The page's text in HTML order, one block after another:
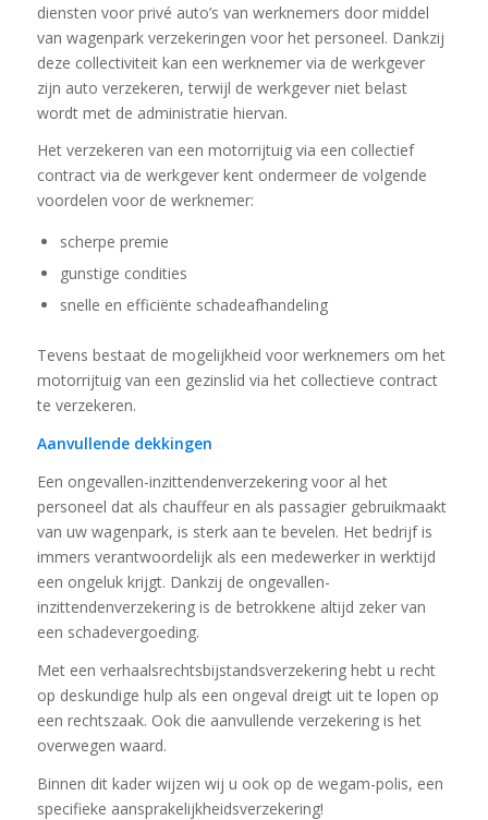
diensten voor privé auto’s van werknemers door middel
van wagenpark verzekeringen voor het personeel. Dankzij
deze collectiviteit kan een werknemer via de werkgever
zijn auto verzekeren, terwijl de werkgever niet belast
wordt met de administratie hiervan.
Het verzekeren van een motorrijtuig via een collectief
contract via de werkgever kent ondermeer de volgende
voordelen voor de werknemer:
scherpe premie
gunstige condities
snelle en efficiënte schadeafhandeling
Tevens bestaat de mogelijkheid voor werknemers om het
motorrijtuig van een gezinslid via het collectieve contract
te verzekeren.
Aanvullende dekkingen
Een ongevallen-inzittendenverzekering voor al het
personeel dat als chauffeur en als passagier gebruikmaakt
van uw wagenpark, is sterk aan te bevelen. Het bedrijf is
immers verantwoordelijk als een medewerker in werktijd
een ongeluk krijgt. Dankzij de ongevallen-
inzittendenverzekering is de betrokkene altijd zeker van
een schadevergoeding.
Met een verhaalsrechtsbijstandsverzekering hebt u recht
op deskundige hulp als een ongeval dreigt uit te lopen op
een rechtszaak. Ook die aanvullende verzekering is het
overwegen waard.
Binnen dit kader wijzen wij u ook op de wegam-polis, een
specifieke aansprakelijkheidsverzekering!